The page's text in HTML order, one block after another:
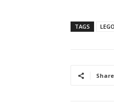
TAGS
Share